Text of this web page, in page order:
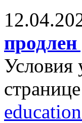
Условия
странице